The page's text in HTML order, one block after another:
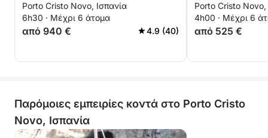
θαύματα της Μαγιόρκα
Porto Cristo Novo, Ισπανία
6h30 · Μέχρι 6 άτομα
από 940 € 4.9 (40)
ανακαλύψετε
Porto Cristo Novo,
4h00 · Μέχρι 6
από 525 €
Παρόμοιες εμπειρίες κοντά στο Porto Cristo
Novo, Ισπανία